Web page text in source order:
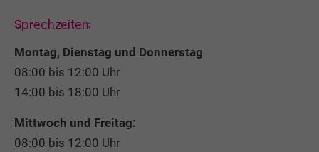
Sprechzeiten:
Montag, Dienstag und Donnerstag
08:00 bis 12:00 Uhr
14:00 bis 18:00 Uhr
Mittwoch und Freitag:
08:00 bis 12:00 Uhr